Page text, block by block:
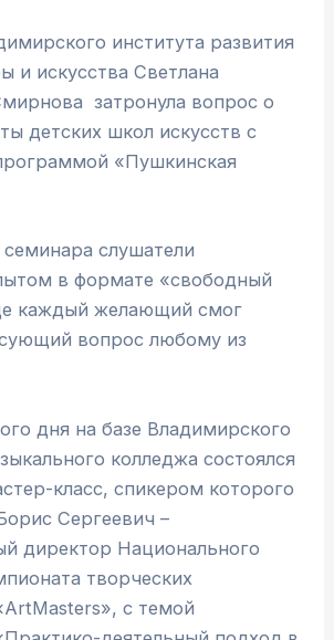
института развития
и искусства Светлана
затронула вопрос о
детских школ искусств с
«Пушкинская
слушатели
в формате «свободный
каждый желающий смог
вопрос любому из
дня на базе Владимирского
колледжа состоялся
класс, спикером которого
Сергеевич –
директор Национального
творческих
с темой